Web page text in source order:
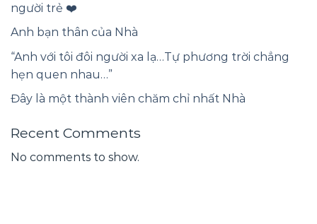
người trẻ ❤️
Anh bạn thân của Nhà
“Anh với tôi đôi người xa lạ…Tự phương trời chẳng
hẹn quen nhau…”
Đây là một thành viên chăm chỉ nhất Nhà
Recent Comments
No comments to show.